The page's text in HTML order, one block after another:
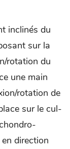
inclinés du
sur la
rotation du
une main
rotation de
sur le cul-
direction